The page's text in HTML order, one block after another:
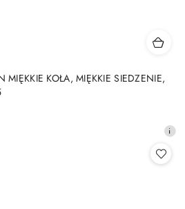
MIĘKKIE KOŁA, MIĘKKIE SIEDZENIE,